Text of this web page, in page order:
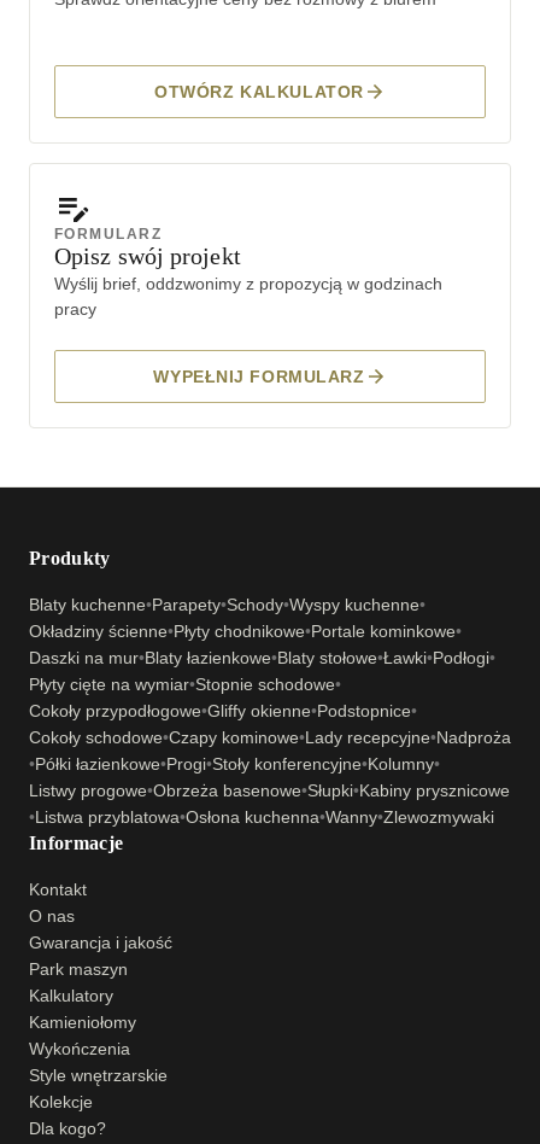
OTWÓRZ KALKULATOR
FORMULARZ
Opisz swój projekt
Wyślij brief, oddzwonimy z propozycją w godzinach
pracy
WYPEŁNIJ FORMULARZ
Produkty
Blaty kuchenne•Parapety•Schody•Wyspy kuchenne•
Okładziny ścienne•Płyty chodnikowe•Portale kominkowe•
Daszki na mur•Blaty łazienkowe•Blaty stołowe•Ławki•Podłogi•
Płyty cięte na wymiar•Stopnie schodowe•
Cokoły przypodłogowe•Gliffy okienne•Podstopnice•
Cokoły schodowe•Czapy kominowe•Lady recepcyjne•Nadproża
•Półki łazienkowe•Progi•Stoły konferencyjne•Kolumny•
Listwy progowe•Obrzeża basenowe•Słupki•Kabiny prysznicowe
•Listwa przyblatowa•Osłona kuchenna•Wanny•Zlewozmywaki
Informacje
Kontakt
O nas
Gwarancja i jakość
Park maszyn
Kalkulatory
Kamieniołomy
Wykończenia
Style wnętrzarskie
Kolekcje
Dla kogo?